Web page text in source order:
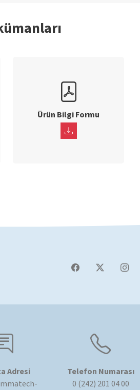
Ürün Bilgi Formu
Adresi
Telefon Numarası
0 (242) 201 04 00